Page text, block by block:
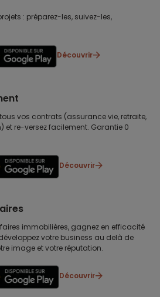
: préparez-les, suivez-les,
Découvrir
vos contrats (assurance vie, retraite,
et re-versez facilement. Garantie 0
Découvrir
immobilières, gagnez en efficacité
votre business au delà de
image et votre réputation.
Découvrir